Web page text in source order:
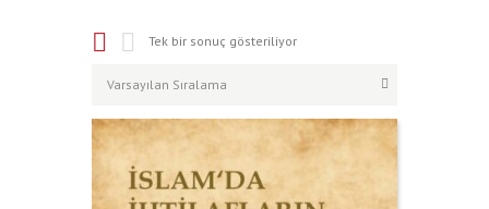
Tek bir sonuç gösteriliyor